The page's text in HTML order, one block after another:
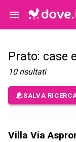
Prato: case
10 risultati
SALVA
Villa Via